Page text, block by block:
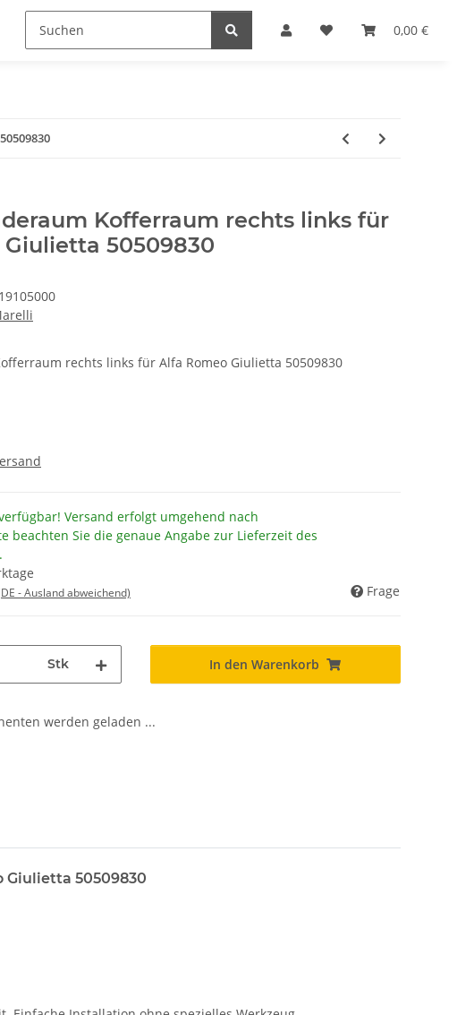
0,00 €
Kofferraum rechts links für
50509830
rechts links für Alfa Romeo Giulietta 50509830
Versand erfolgt umgehend nach
beachten Sie die genaue Angabe zur Lieferzeit des
- Ausland abweichend) Frage
Stk In den Warenkorb
werden geladen ...
Giulietta 50509830